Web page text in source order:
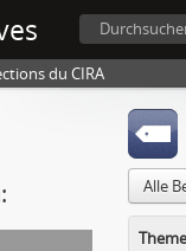
du CIRA
Alle